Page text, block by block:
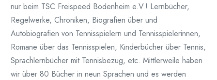
nur beim TSC Freispeed Bodenheim e.V.! Lernbücher,
Regelwerke, Chroniken, Biografien über und
Autobiografien von Tennisspielern und Tennisspielerinnen,
Romane über das Tennisspielen, Kinderbücher über Tennis,
Sprachlernbücher mit Tennisbezug, etc. Mittlerweile haben
wir über 80 Bücher in neun Sprachen und es werden